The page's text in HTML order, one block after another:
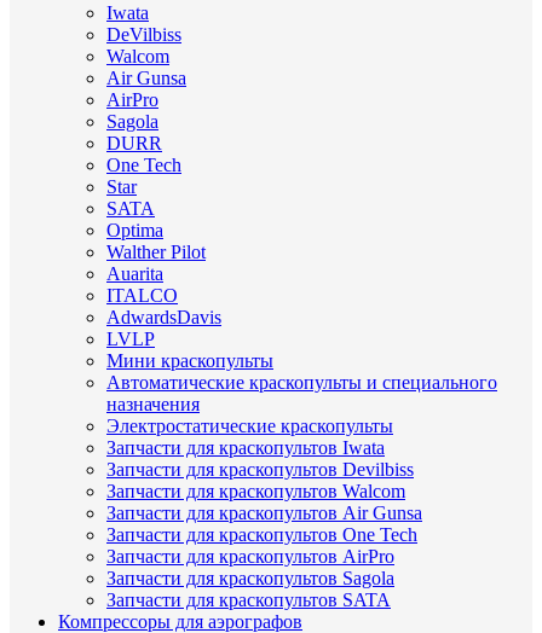
Iwata
DeVilbiss
Walcom
Air Gunsa
AirPro
Sagola
DURR
One Tech
Star
SATA
Optima
Walther Pilot
Auarita
ITALCO
AdwardsDavis
LVLP
Мини краскопульты
Автоматические краскопульты и специального
назначения
Электростатические краскопульты
Запчасти для краскопультов Iwata
Запчасти для краскопультов Devilbiss
Запчасти для краскопультов Walcom
Запчасти для краскопультов Air Gunsa
Запчасти для краскопультов One Tech
Запчасти для краскопультов AirPro
Запчасти для краскопультов Sagola
Запчасти для краскопультов SATA
Компрессоры для аэрографов